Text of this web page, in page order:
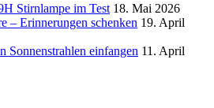
Stirnlampe im Test 18. Mai 2026
– Erinnerungen schenken 19. April
Sonnenstrahlen einfangen 11. April